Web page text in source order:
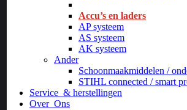
Accu’s en laders
AP systeem
AS systeem
AK systeem
Ander
Schoonmaakmiddelen /
STIHL connected / smart
Service & herstellingen
Over Ons